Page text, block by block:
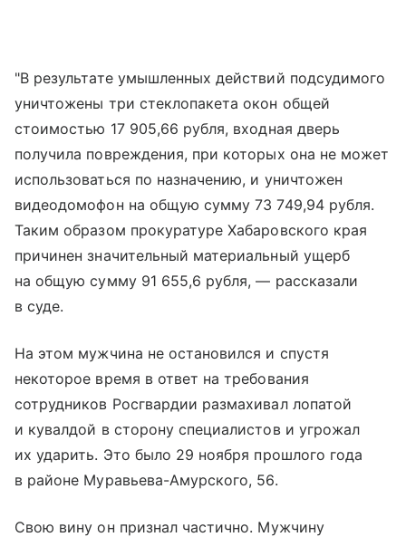
"В результате умышленных действий подсудимого
уничтожены три стеклопакета окон общей
стоимостью 17 905,66 рубля, входная дверь
получила повреждения, при которых она не может
использоваться по назначению, и уничтожен
видеодомофон на общую сумму 73 749,94 рубля.
Таким образом прокуратуре Хабаровского края
причинен значительный материальный ущерб
на общую сумму 91 655,6 рубля, — рассказали
в суде.
На этом мужчина не остановился и спустя
некоторое время в ответ на требования
сотрудников Росгвардии размахивал лопатой
и кувалдой в сторону специалистов и угрожал
их ударить. Это было 29 ноября прошлого года
в районе Муравьева-Амурского, 56.
Свою вину он признал частично. Мужчину